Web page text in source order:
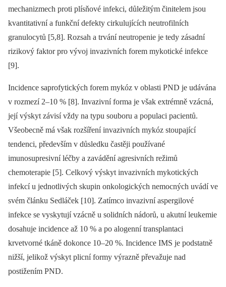
mechanizmech proti plísňové infekci, důležitým činitelem jsou
kvantitativní a funkční defekty cirkulujících neutrofilních
granulocytů [5,8]. Rozsah a trvání neutropenie je tedy zásadní
rizikový faktor pro vývoj invazivních forem mykotické infekce
[9].
Incidence saprofytických forem mykóz v oblasti PND je udávána
v rozmezí 2–10 % [8]. Invazivní forma je však extrémně vzácná,
její výskyt závisí vždy na typu souboru a populaci pacientů.
Všeobecně má však rozšíření invazivních mykóz stoupající
tendenci, především v důsledku častěji používané
imunosupresivní léčby a zavádění agresivních režimů
chemoterapie [5]. Celkový výskyt invazivních mykotických
infekcí u jednotlivých skupin onkologických nemocných uvádí ve
svém článku Sedláček [10]. Zatímco invazivní aspergilové
infekce se vyskytují vzácně u solidních nádorů, u akutní leukemie
dosahuje incidence až 10 % a po alogenní transplantaci
krvetvorné tkáně dokonce 10–20 %. Incidence IMS je podstatně
nižší, jelikož výskyt plicní formy výrazně převažuje nad
postižením PND.